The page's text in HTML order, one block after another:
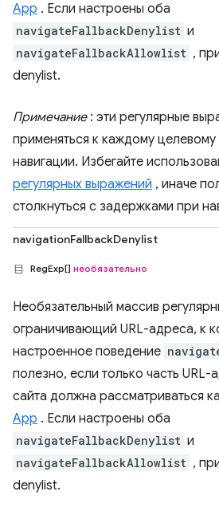
App . Если настроены оба
navigateFallbackDenylist и
navigateFallbackAllowlist ,
denylist.
Примечание: эти регулярные
применяться к каждому целевому
навигации. Избегайте
регулярных выражений , иначе
столкнуться с задержками при
navigationFallbackDenylist
RegExp[] необязательно
Необязательный массив
ограничивающий URL-адреса, к
настроенное поведение
полезно, если только часть URL-
сайта должна рассматриваться
App . Если настроены оба
navigateFallbackDenylist и
navigateFallbackAllowlist ,
denylist.